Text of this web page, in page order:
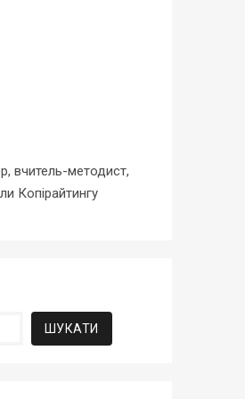
вчитель-методист,
Копірайтингу